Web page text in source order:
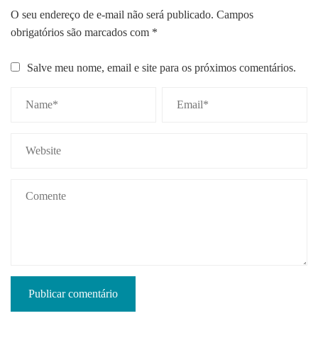
O seu endereço de e-mail não será publicado. Campos
obrigatórios são marcados com *
Salve meu nome, email e site para os próximos comentários.